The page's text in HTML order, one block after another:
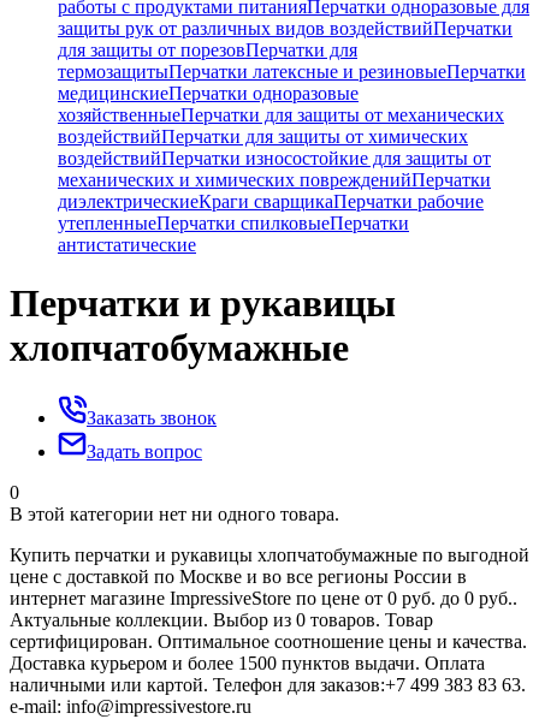
работы с продуктами питанияПерчатки одноразовые для
защиты рук от различных видов воздействийПерчатки
для защиты от порезовПерчатки для
термозащитыПерчатки латексные и резиновыеПерчатки
медицинскиеПерчатки одноразовые
хозяйственныеПерчатки для защиты от механических
воздействийПерчатки для защиты от химических
воздействийПерчатки износостойкие для защиты от
механических и химических поврежденийПерчатки
диэлектрическиеКраги сварщикаПерчатки рабочие
утепленныеПерчатки спилковыеПерчатки
антистатические
Перчатки и рукавицы
хлопчатобумажные
Заказать звонок
Задать вопрос
0
В этой категории нет ни одного товара.
Купить перчатки и рукавицы хлопчатобумажные по выгодной
цене с доставкой по Москве и во все регионы России в
интернет магазине ImpressiveStore по цене от 0 руб. до 0 руб..
Актуальные коллекции. Выбор из 0 товаров. Товар
сертифицирован. Оптимальное соотношение цены и качества.
Доставка курьером и более 1500 пунктов выдачи. Оплата
наличными или картой. Телефон для заказов:+7 499 383 83 63.
e-mail: info@impressivestore.ru